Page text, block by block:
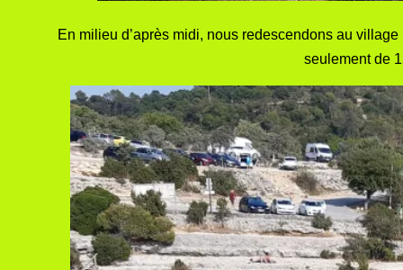
En milieu d’après midi, nous redescendons au
seulement de